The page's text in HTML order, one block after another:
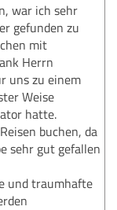
war ich sehr
gefunden zu
mit
Herrn
uns zu einem
Weise
hatte.
buchen, da
sehr gut gefallen
und traumhafte